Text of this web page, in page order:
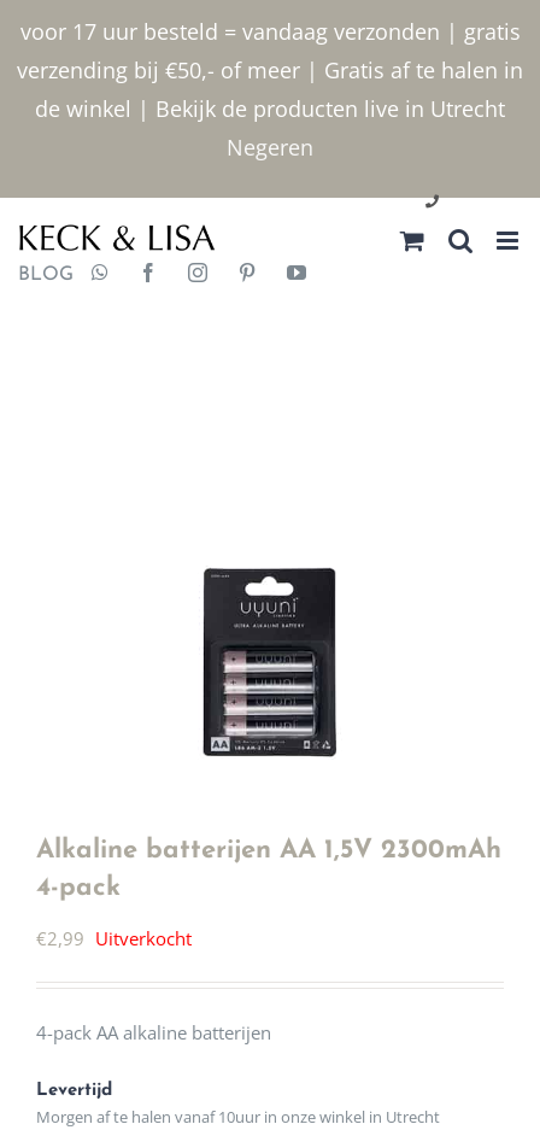
voor 17 uur besteld = vandaag verzonden | gratis
verzending bij €50,- of meer | Gratis af te halen in
de winkel | Bekijk de producten live in Utrecht
Negeren
inhoud
030 2400000
BLOG
Alkaline batterijen AA 1,5V 2300mAh
4-pack
€2,99 Uitverkocht
4-pack AA alkaline batterijen
Levertijd
Morgen af te halen vanaf 10uur in onze winkel in Utrecht